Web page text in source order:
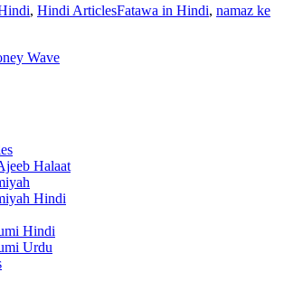
, Hindi ArticlesTags
Fatawa in Hindi, namaz ke
Halaat
Hindi
Hindi
Urdu